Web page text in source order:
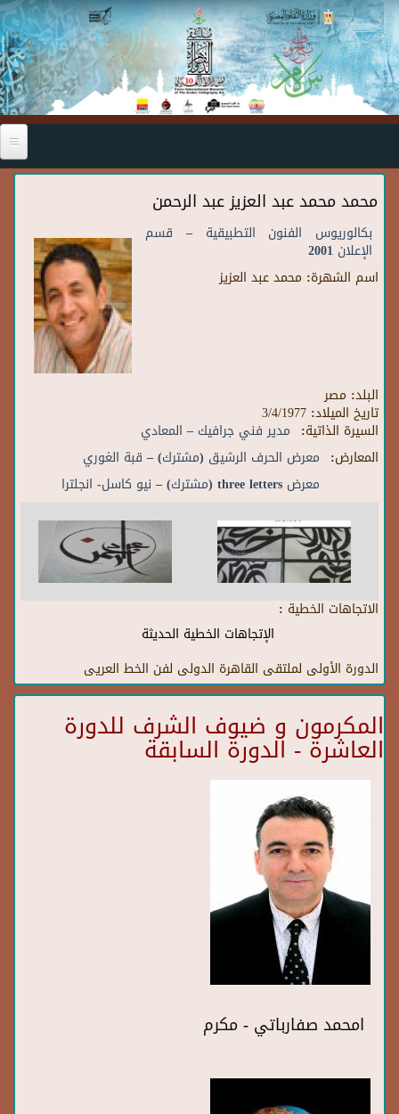
Skip to main content
محمد محمد عبد العزيز عبد الرحمن
بكالوريوس الفنون التطبيقية – قسم
الإعلان 2001
اسم الشهرة: محمد عبد العزيز
البلد: مصر
تاريخ الميلاد: 3/4/1977
السيرة الذاتية: مدير فني جرافيك – المعادي
المعارض: معرض الحرف الرشيق (مشترك) – قبة الغوري
معرض three letters (مشترك) – نيو كاسل- انجلترا
الاتجاهات الخطية :
الإتجاهات الخطية الحديثة
الدورة الأولى لملتقى القاهرة الدولى لفن الخط العريى
المكرمون و ضيوف الشرف للدورة
العاشرة - الدورة السابقة
امحمد صفارباتي - مكرم